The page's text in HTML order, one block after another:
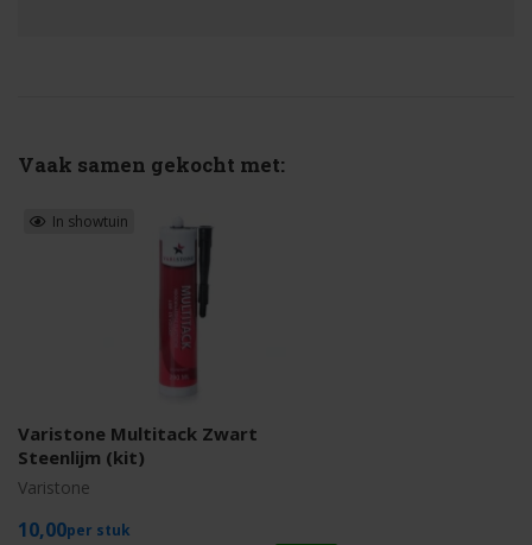
Vaak samen gekocht met:
In showtuin
Varistone Multitack Zwart
Steenlijm (kit)
Varistone
10,00 stuk